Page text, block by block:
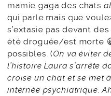
mamie gaga des chats
qui parle mais que
s’extasie pas devant
été droguée/est morte
possibles. (On va éviter
l’histoire Laura s’arrête
croise un chat et se met
internée psychiatrique.